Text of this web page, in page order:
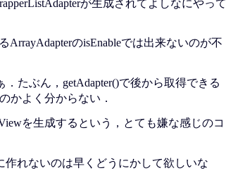
が生成されてよしなにやって
のisEnableでは出来ないのが不
たぶん，getAdapter()で後から取得できる
かよく分からない．
を生成するという，とても嫌な感じのコ
れないのは早くどうにかして欲しいな